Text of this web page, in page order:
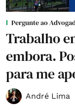
Pergunte ao
Trabalho
embora.
para me
André Lima